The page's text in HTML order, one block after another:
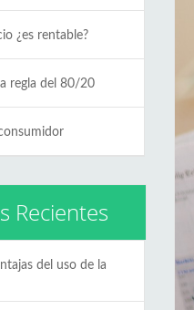
¿es rentable?
regla del 80/20
Recientes
del uso de la